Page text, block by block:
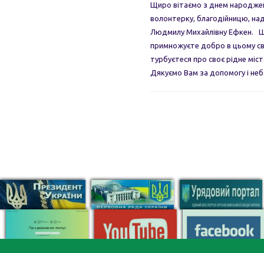
Щиро вітаємо з днем
волонтерку, благодійницю,
Людмилу Михайлівну Ефкен.
примножуєте добро в цьому
турбуєтеся про своє рідне
Дякуємо Вам за допомогу і